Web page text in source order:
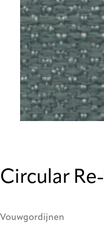
Circular
Vouwgordijnen